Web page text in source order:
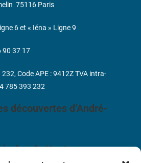
découvertes d’André-
de Vente
75116 Paris
6 et « Iéna » Ligne 9
90 37 17
232, Code APE : 9412Z TVA intra-
785 393 232